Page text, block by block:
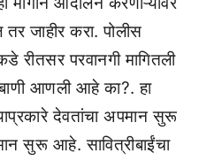
जाहीर करा. पोलीस
रीतसर परवानगी मागितली
आणली आहे का?. हा
देवतांचा अपमान सुरू
सुरू आहे. सावित्रीबाईंचा